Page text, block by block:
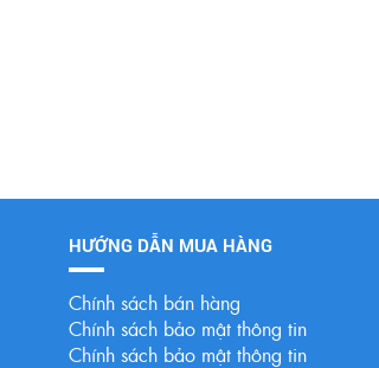
HƯỚNG DẪN MUA HÀNG
Chính sách bán hàng
Chính sách bảo mật thông tin
Chính sách bảo mật thông tin